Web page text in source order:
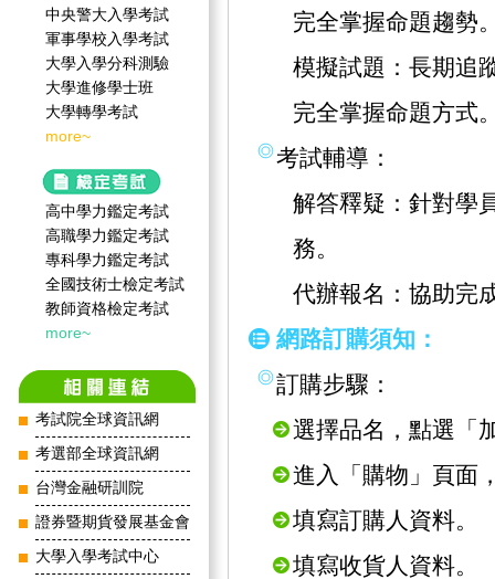
中央警大入學考試
軍事學校入學考試
大學入學分科測驗
大學進修學士班
大學轉學考試
more~
高中學力鑑定考試
高職學力鑑定考試
專科學力鑑定考試
全國技術士檢定考試
教師資格檢定考試
more~
考試院全球資訊網
考選部全球資訊網
台灣金融研訓院
證券暨期貨發展基金會
大學入學考試中心
完全掌握命題趨勢
模擬試題：長期追
完全掌握命題方式
考試輔導：
解答釋疑：針對學
務。
代辦報名：協助完
網路訂購須知：
訂購步驟：
選擇品名，點選「
進入「購物」頁面
填寫訂購人資料。
填寫收貨人資料。